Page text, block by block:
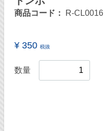
商品コード： R-CL0016
¥ 350 税抜
数量